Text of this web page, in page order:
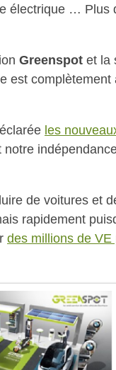
électrique …
Greenspot et la
est
les
notre
de voitures et
rapidement
des millions de VE